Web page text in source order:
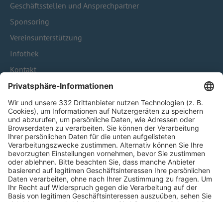
Geschäftsstellen und Ansprechpartner
Sponsoring
Vereinsunterstützung
Infothek
Kontakt
HÄUFIG BESUCHTE SEITEN
Pässe und Vereinswechsel
Trainerausbildung
Schulungsangebot Vereinsmitarbeiter
BFV-Geschäftsstellen
Trainerbörse
Login SpielPlus